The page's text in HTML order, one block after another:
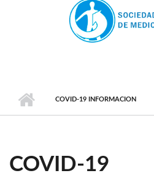
COVID-19 INFORMACION
COVID-19